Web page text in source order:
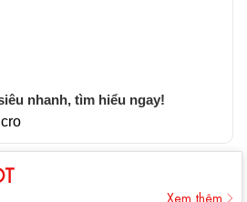
nhanh, tìm hiểu ngay!
Xem thêm